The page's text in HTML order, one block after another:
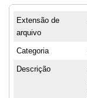
Extensão de
arquivo
Categoria
Descrição